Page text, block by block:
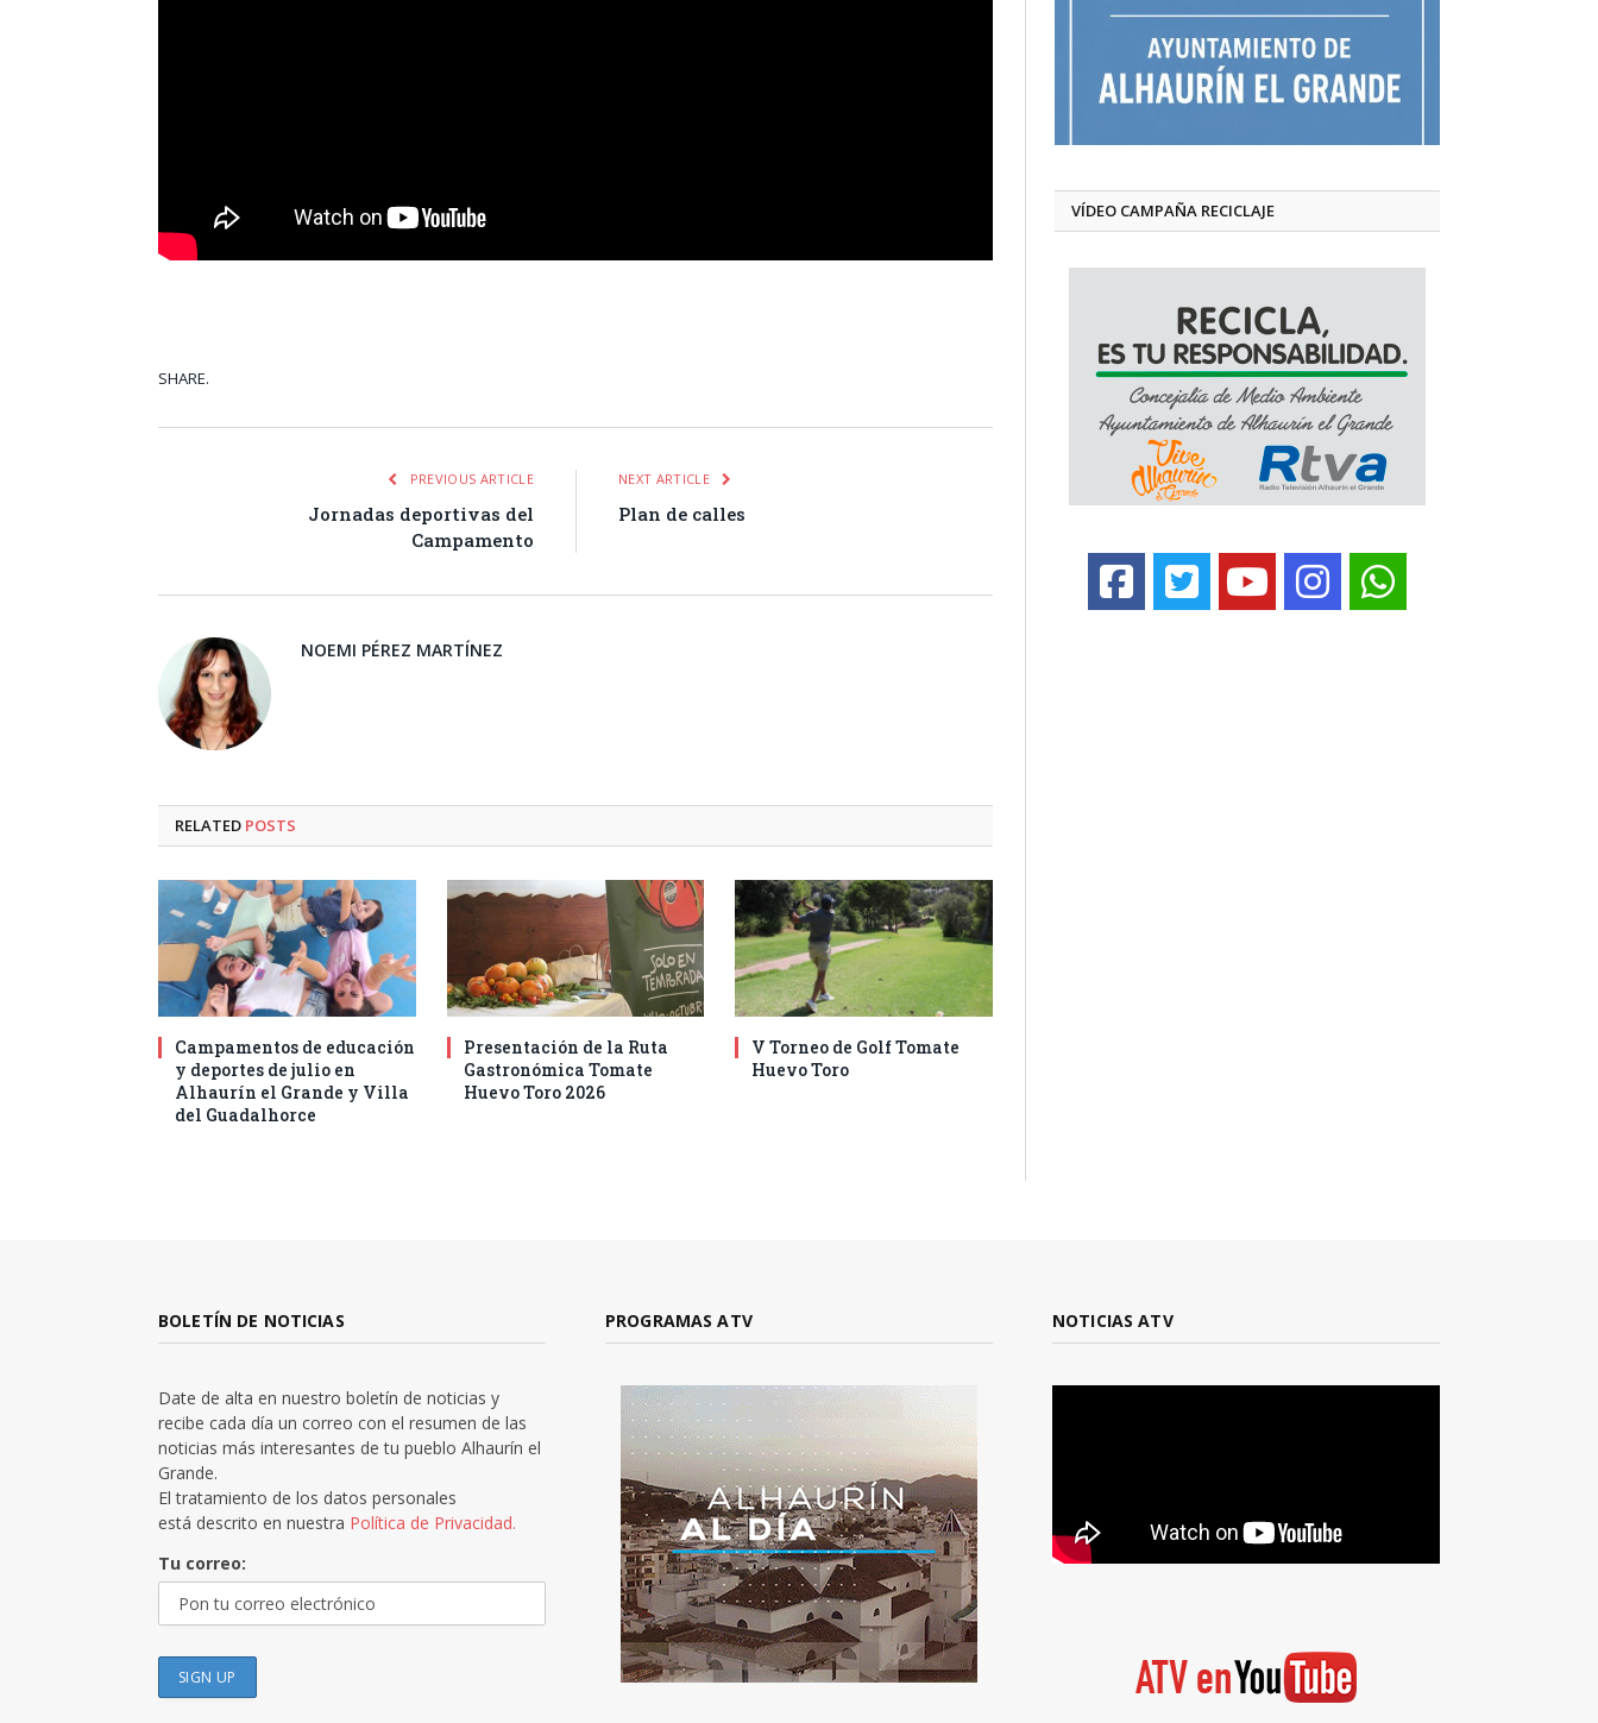
SHARE.
PREVIOUS ARTICLE
Jornadas deportivas del
Campamento
NEXT ARTICLE
Plan de calles
NOEMI PÉREZ MARTÍNEZ
RELATED POSTS
Campamentos de educación
y deportes de julio en
Alhaurín el Grande y Villa
del Guadalhorce
Presentación de la Ruta
Gastronómica Tomate
Huevo Toro 2026
V Torneo de Golf Tomate
Huevo Toro
VÍDEO CAMPAÑA RECICLAJE
BOLETÍN DE NOTICIAS
Date de alta en nuestro boletín de noticias y
recibe cada día un correo con el resumen de las
noticias más interesantes de tu pueblo Alhaurín el
Grande.
El tratamiento de los datos personales
está descrito en nuestra Política de Privacidad.
Tu correo:
PROGRAMAS ATV NOTICIAS ATV